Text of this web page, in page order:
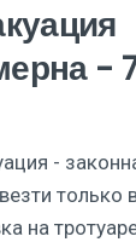
-
-
только
на